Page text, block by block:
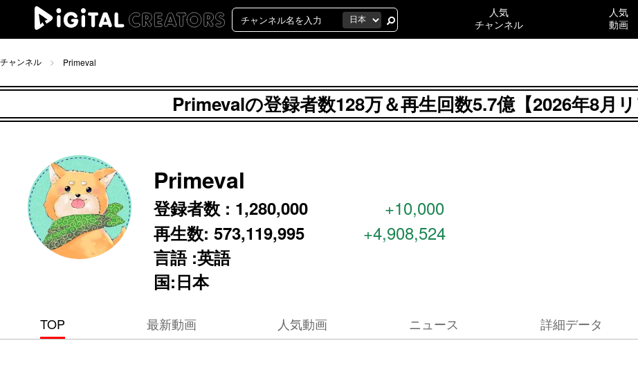
人気
チャンネル
人気
動画
チャンネル Primeval
Primevalの登録者数128万＆再生回数5.7億【2026年8月
Primeval
登録者数 : 1,280,000 +10,000
再生数: 573,119,995 +4,908,524
言語 :英語
国:日本
TOP 最新動画 人気動画 ニュース 詳細データ